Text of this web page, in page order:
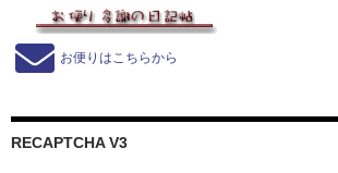
お便りはこちらから
RECAPTCHA V3